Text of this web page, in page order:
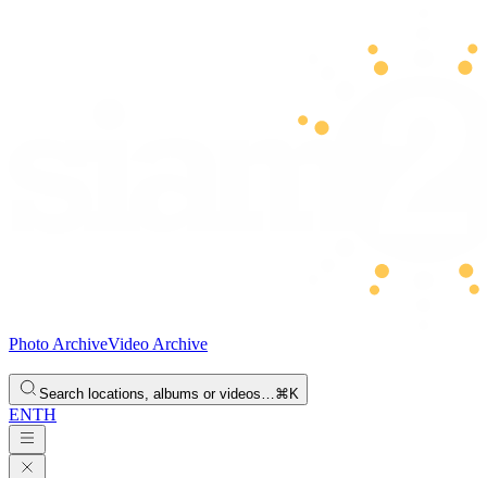
Photo ArchiveVideo Archive
Search locations, albums or videos…⌘K
ENTH